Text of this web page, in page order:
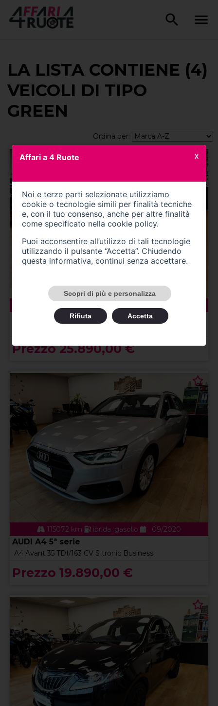
LA LISTA CONTIENE (4)
VEICOLI DI TIPO
GREEN
Ordina per:
AUDI A4 5ª serie
Prezzo 25.890,00 €
115072 km ibrida_gasolio 09/2020
AUDI A4 5ª serie
A4 Avant 35 TDI/163 CV S tronic Business
Prezzo 19.890,00 €
Affari a 4 Ruote
Noi e terze parti selezionate utilizziamo
cookie o tecnologie simili per finalità tecniche
e, con il tuo consenso, anche per altre finalità
come specificato nella cookie policy.
Puoi acconsentire all’utilizzo di tali tecnologie
utilizzando il pulsante “Accetta”. Chiudendo
questa informativa, continui senza accettare.
Scopri di più e personalizza
Rifiuta Accetta
X